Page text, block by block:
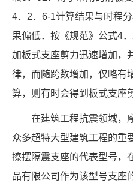
4．2．6-1计算结果与时程
果偏低．按《规范》公式4
加板式支座剪力迅速增加，
律，而随跨数增加，仅略有
算，则有时会得到板式支座
在建筑工程抗震领域，
众多超特大型建筑工程的重
擦摆隔震支座的代表型号，
品有限公司作为该型号支座